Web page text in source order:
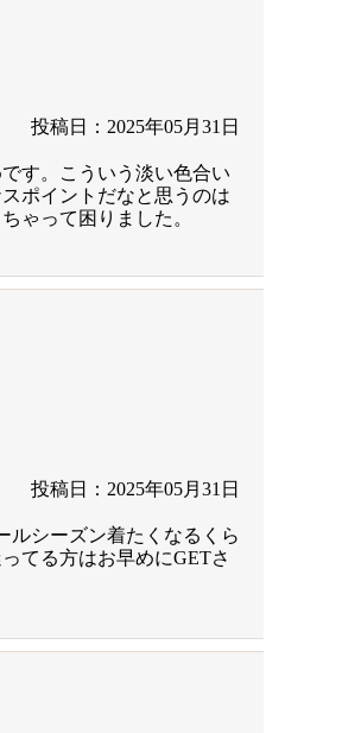
投稿日：2025年05月31日
す。こういう淡い色合い
ポイントだなと思うのは
ゃって困りました。
投稿日：2025年05月31日
ルシーズン着たくなるくら
てる方はお早めにGETさ